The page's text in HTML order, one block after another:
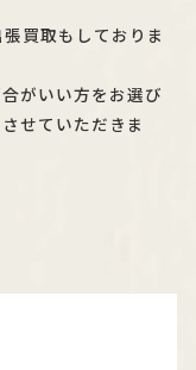
買取もしておりま
がいい方をお選び
せていただきま